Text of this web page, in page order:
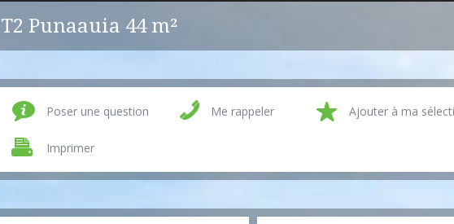
T2 Punaauia 44 m²
Poser une question Me rappeler Ajouter à ma
Imprimer